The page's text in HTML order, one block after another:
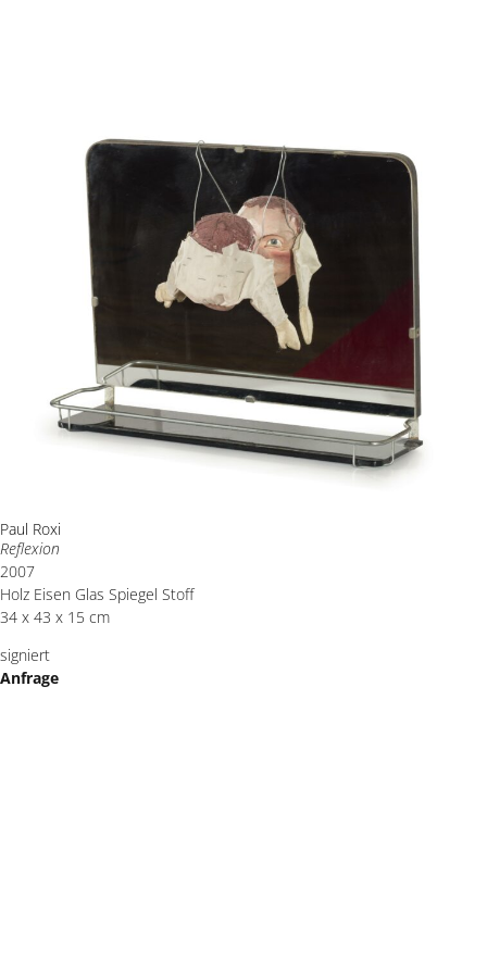
Paul Roxi
Reflexion
2007
Holz Eisen Glas Spiegel Stoff
34 x 43 x 15 cm
signiert
Anfrage